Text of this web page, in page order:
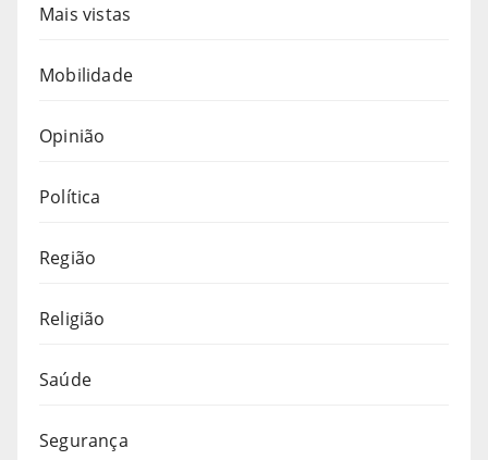
Mais vistas
Mobilidade
Opinião
Política
Região
Religião
Saúde
Segurança